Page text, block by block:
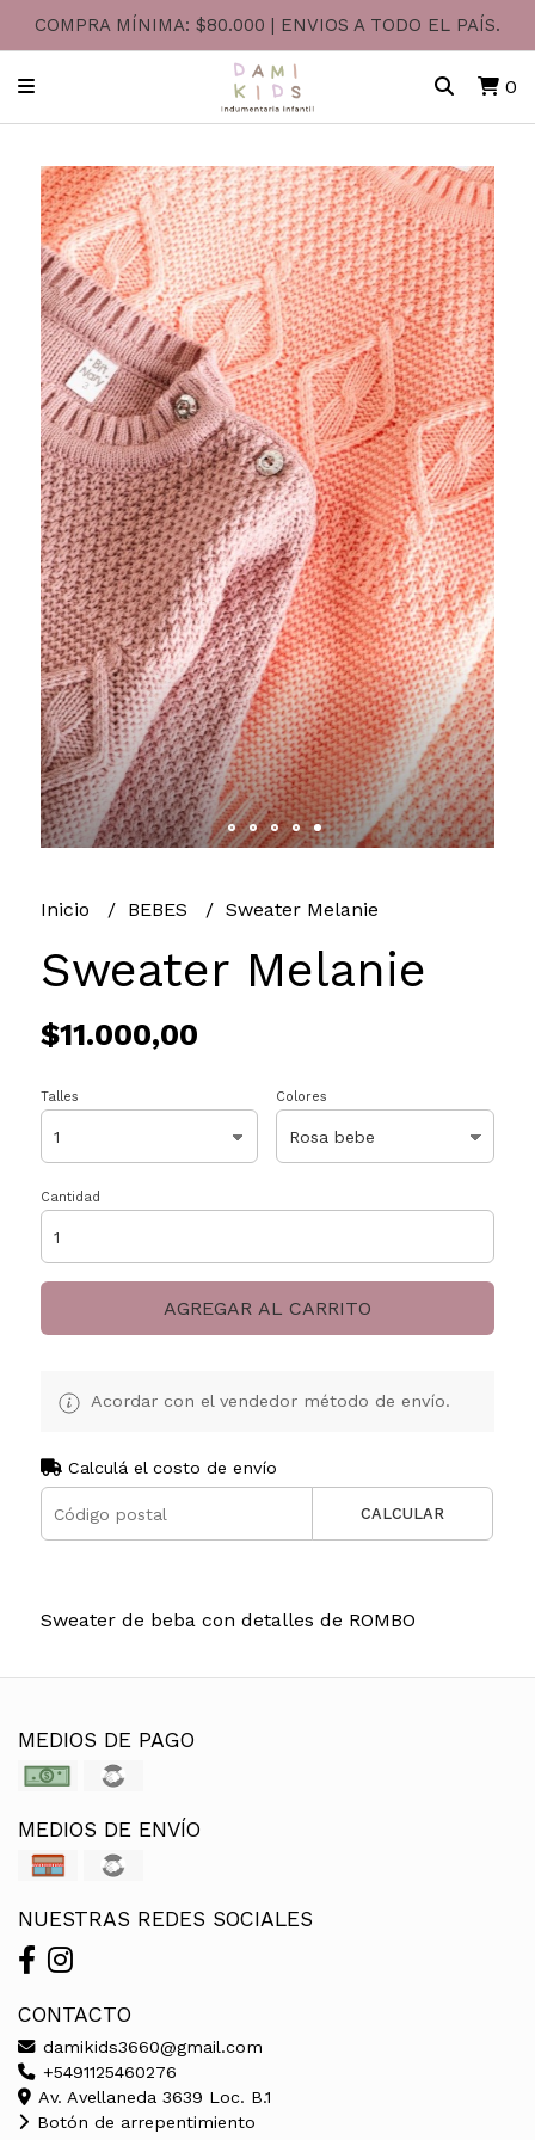
COMPRA MÍNIMA: $80.000 | ENVIOS A TODO EL PAÍS.
0
Inicio BEBES Sweater Melanie
Sweater Melanie
$11.000,00
Talles Colores
Cantidad
AGREGAR AL CARRITO
Acordar con el vendedor método de envío.
Calculá el costo de envío
CALCULAR
Sweater de beba con detalles de ROMBO
MEDIOS DE PAGO
MEDIOS DE ENVÍO
NUESTRAS REDES SOCIALES
CONTACTO
damikids3660@gmail.com
+5491125460276
Av. Avellaneda 3639 Loc. B.1
Botón de arrepentimiento